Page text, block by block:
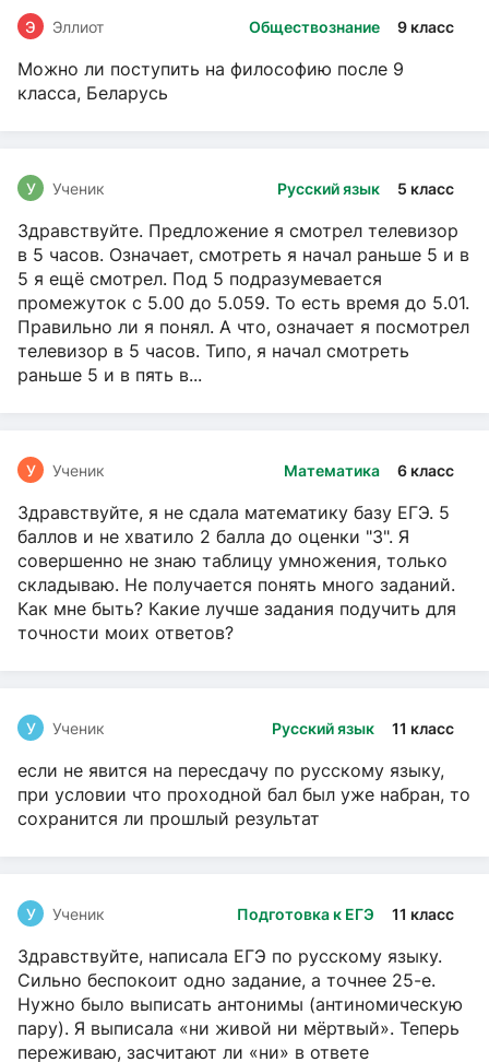
Обществознание 9 класс
Э Эллиот
Можно ли поступить на философию после 9
класса, Беларусь
Русский язык 5 класс
У Ученик
Здравствуйте. Предложение я смотрел телевизор
в 5 часов. Означает, смотреть я начал раньше 5 и в
5 я ещё смотрел. Под 5 подразумевается
промежуток с 5.00 до 5.059. То есть время до 5.01.
Правильно ли я понял. А что, означает я посмотрел
телевизор в 5 часов. Типо, я начал смотреть
раньше 5 и в пять в...
Математика 6 класс
У Ученик
Здравствуйте, я не сдала математику базу ЕГЭ. 5
баллов и не хватило 2 балла до оценки "3". Я
совершенно не знаю таблицу умножения, только
складываю. Не получается понять много заданий.
Как мне быть? Какие лучше задания подучить для
точности моих ответов?
Русский язык 11 класс
У Ученик
если не явится на пересдачу по русскому языку,
при условии что проходной бал был уже набран, то
сохранится ли прошлый результат
Подготовка к ЕГЭ 11 класс
У Ученик
Здравствуйте, написала ЕГЭ по русскому языку.
Сильно беспокоит одно задание, а точнее 25-е.
Нужно было выписать антонимы (антиномическую
пару). Я выписала «ни живой ни мёртвый». Теперь
переживаю, засчитают ли «ни» в ответе